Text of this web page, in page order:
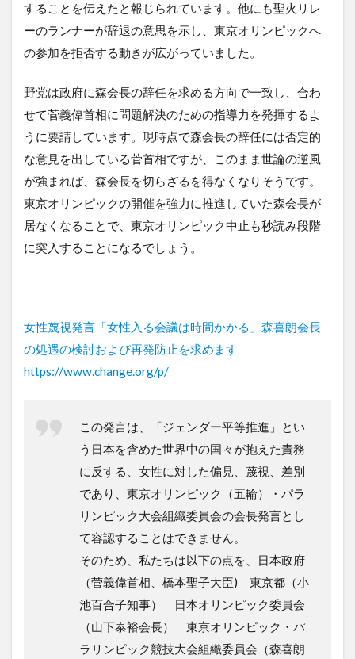
することを伝えたと報じられています。他にも聖火リレ
ーのランナーが辞退の意思を示し、東京オリンピックへ
の参加を拒否する動きが広がっていました。
野党は政府に森会長の辞任を求める方向で一致し、合わ
せて菅義偉首相に問題解決のための指導力を発揮するよ
うに要請しています。現時点で森会長の辞任には否定的
な意見を出している菅首相ですが、このまま世論の逆風
が強まれば、森会長を切らざるを得なくなりそうです。
東京オリンピックの開催を強力に推進していた森会長が
居なくなることで、東京オリンピック中止も秒読み段階
に突入することになるでしょう。
女性蔑視発言「女性入る会議は時間かかる」森喜朗会長
の処遇の検討および再発防止を求めます
https://www.change.org/p/
この発言は、「ジェンダー平等推進」とい
う日本を含めた世界中の国々が抱えた責務
に反する、女性に対した偏見、蔑視、差別
であり、東京オリンピック（五輪）・パラ
リンピック大会組織委員会の会長発言とし
て容認することはできません。
そのため、私たちは以下の点を、日本政府
（菅義偉首相、橋本聖子大臣) 東京都（小
池百合子知事） 日本オリンピック委員会
（山下泰裕会長） 東京オリンピック・パ
ラリンピック競技大会組織委員会（森喜朗